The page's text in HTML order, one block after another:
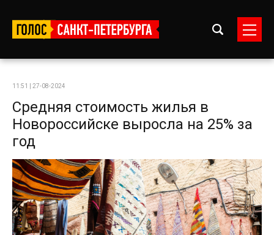
11:51 | 27-08-2024
Средняя стоимость жилья в
Новороссийске выросла на 25% за
год